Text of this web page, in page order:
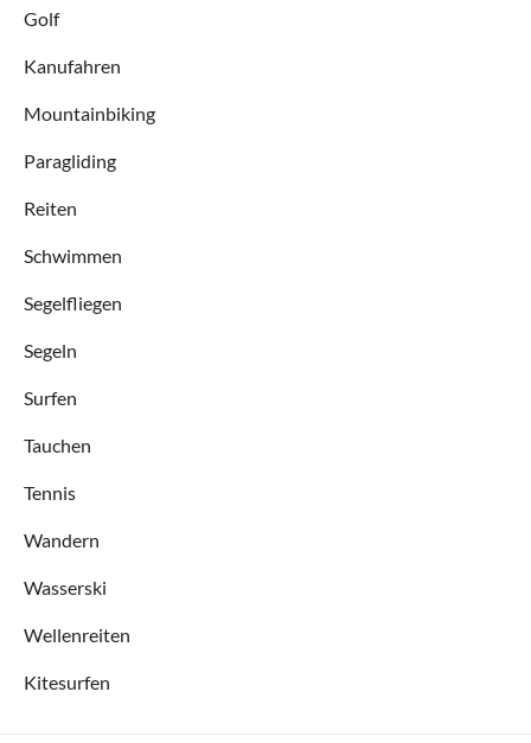
Golf
Kanufahren
Mountainbiking
Paragliding
Reiten
Schwimmen
Segelfliegen
Segeln
Surfen
Tauchen
Tennis
Wandern
Wasserski
Wellenreiten
Kitesurfen